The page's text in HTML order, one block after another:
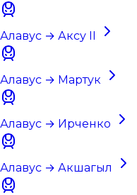
Алавус → Аксу II
Алавус → Мартук
Алавус → Ирченко
Алавус → Акшагыл